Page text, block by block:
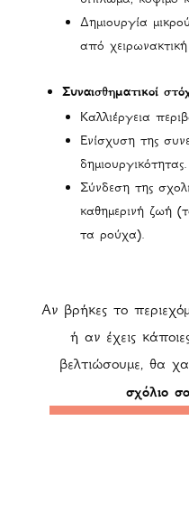
Δημιουργία
από
Συναισθηματικοί
Καλλιέργεια
Ενίσχυση της
δημιουργικότητας.
Σύνδεση της
καθημερινή ζωή
τα ρούχα).
Αν βρήκες το
ή αν έχεις
βελτιώσουμε, θα
σχόλιο